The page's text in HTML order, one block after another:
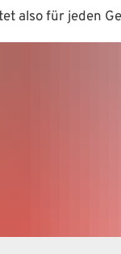
also für jeden